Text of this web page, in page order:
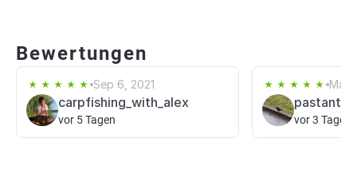
Bewertungen
Sep 6, 2021
carpfishing_with_alex
vor 5 Tagen
Mar
pastanto
vor 3 Tagen